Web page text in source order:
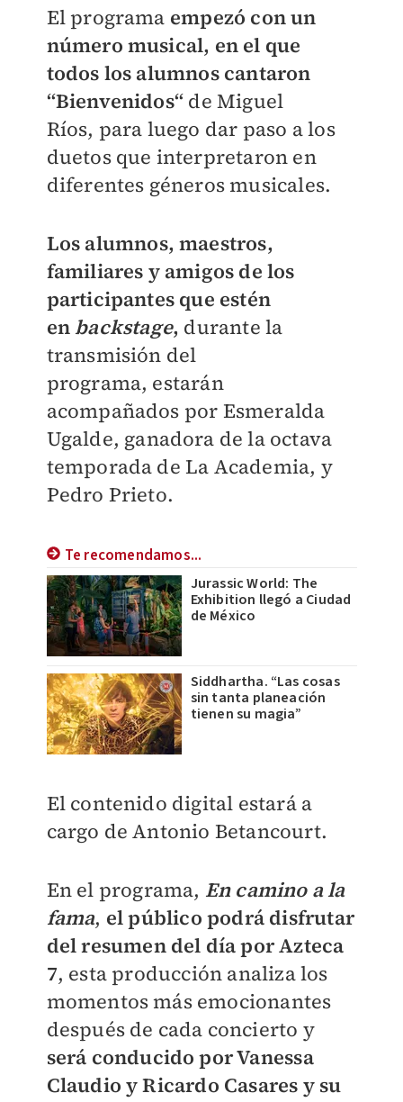
El programa empezó con un
número musical, en el que
todos los alumnos cantaron
“Bienvenidos“ de Miguel
Ríos, para luego dar paso a los
duetos que interpretaron en
diferentes géneros musicales.
Los alumnos, maestros,
familiares y amigos de los
participantes que estén
enbackstage, durante la
transmisión del
programa, estarán
acompañados por Esmeralda
Ugalde, ganadora de la octava
temporada de La Academia, y
Pedro Prieto.
Te recomendamos...
Jurassic World: The
Exhibition llegó a Ciudad
de México
Siddhartha. “Las cosas
sin tanta planeación
tienen su magia”
El contenido digital estará a
cargo de Antonio Betancourt.
En el programa, En camino a la
fama, el público podrá disfrutar
del resumen del día por Azteca
7, esta producción analiza los
momentos más emocionantes
después de cada concierto y
será conducido por Vanessa
Claudio y Ricardo Casares y su